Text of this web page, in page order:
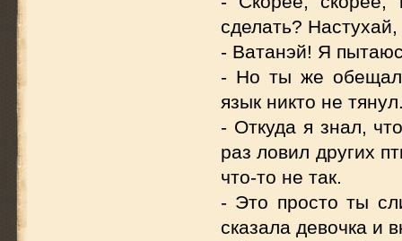
сделать?
- Ватанэй! Я
- Но ты же обещал
язык никто не
- Откуда я знал,
раз ловил других
что-то не так.
- Это просто ты
сказала девочка и